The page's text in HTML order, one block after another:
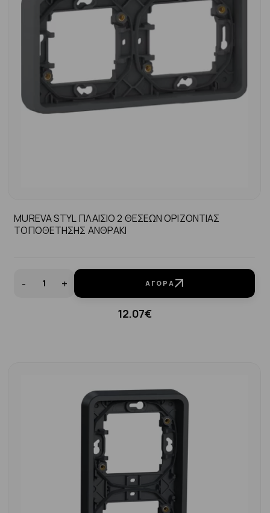
MUREVA STYL ΠΛΑΙΣΙΟ 2 ΘΕΣΕΩΝ ΟΡΙΖΟΝΤΙΑΣ
ΤΟΠΟΘΕΤΗΣΗΣ ΑΝΘΡΑΚΙ
- + ΑΓΟΡΆ
12.07€